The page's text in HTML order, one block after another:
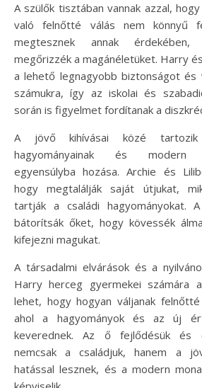
A szülők tisztában vannak azzal,
való felnőtté válás nem könnyű
megtesznek annak
megőrizzék a magánéletüket. Harry
a lehető legnagyobb biztonságot és
számukra, így az iskolai és
során is figyelmet fordítanak a
A jövő kihívásai közé
hagyományainak és modern
egyensúlyba hozása. Archie és
hogy megtalálják saját útjukat,
tartják a családi hagyományokat.
bátorítsák őket, hogy kövessék
kifejezni magukat.
A társadalmi elvárások és a
Harry herceg gyermekei számára
lehet, hogy hogyan váljanak
ahol a hagyományok és az új
keverednek. Az ő fejlődésük és
nemcsak a családjuk, hanem a
hatással lesznek, és a modern